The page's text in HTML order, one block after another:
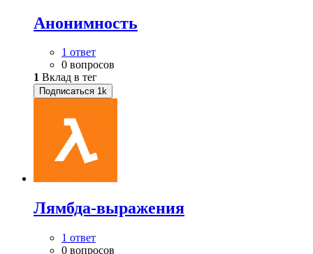
Анонимность
1 ответ
0 вопросов
1 Вклад в тег
Подписаться 1k
Лямбда-выражения
1 ответ
0 вопросов